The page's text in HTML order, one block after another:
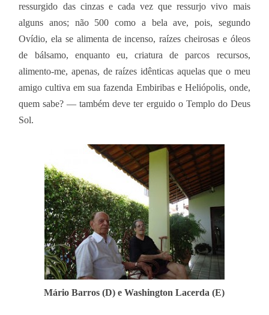
ressurgido das cinzas e cada vez que ressurjo vivo mais
alguns anos; não 500 como a bela ave, pois, segundo
Ovídio, ela se alimenta de incenso, raízes cheirosas e óleos
de bálsamo, enquanto eu, criatura de parcos recursos,
alimento-me, apenas, de raízes idênticas aquelas que o meu
amigo cultiva em sua fazenda Embiribas e Heliópolis, onde,
quem sabe? ― também deve ter erguido o Templo do Deus
Sol.
Mário Barros (D) e Washington Lacerda (E)